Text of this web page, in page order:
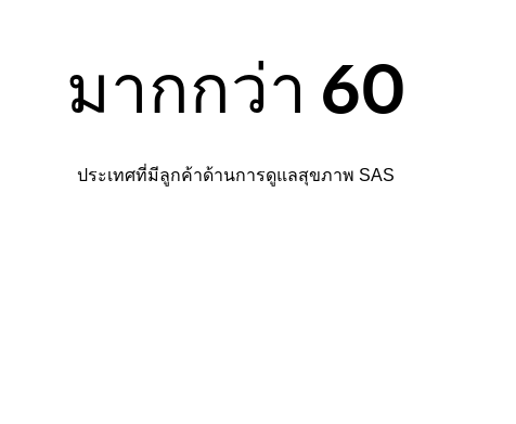
มากกว่า 60
ประเทศที่มีลูกค้าด้านการดูแลสุขภาพ SAS